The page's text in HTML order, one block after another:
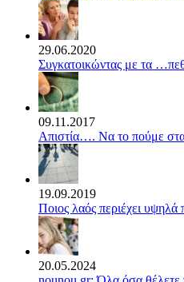
29.06.2020
Συγκατοικώντας με τα
09.11.2017
Απιστία…. Να το πούμε στα
19.09.2019
Ποιος λαός περιέχει υψηλά
20.05.2024